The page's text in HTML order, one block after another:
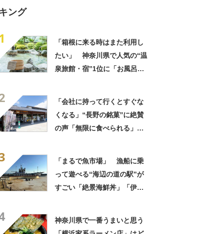
ング
「箱根に来る時はまた利用し
たい」 神奈川県で人気の“温
泉旅館・宿”1位に「お風呂が
「会社に持って行くとすぐな
くなる」“長野の銘菓”に絶賛
の声「無限に食べられる」
「まるで魚市場」 漁船に乗
って遊べる“海辺の道の駅”が
すごい「絶景海鮮丼」「伊勢
神奈川県で一番うまいと思う